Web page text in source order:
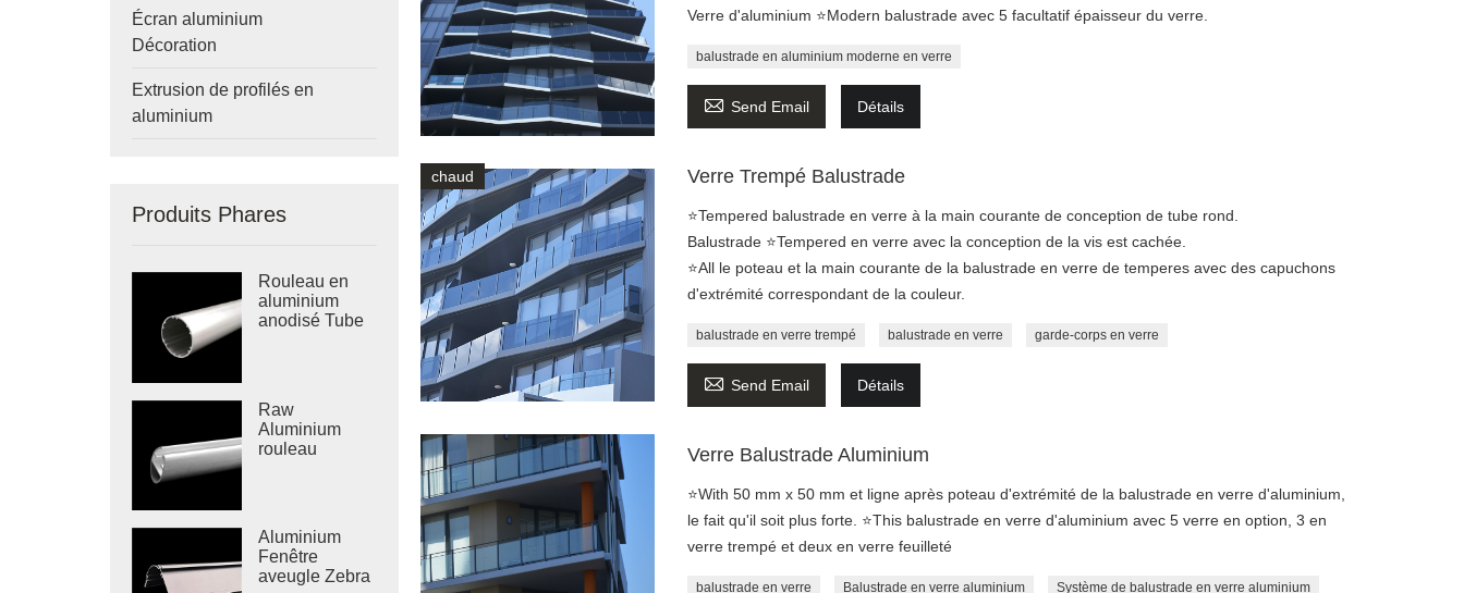
Écran aluminium
Décoration
Extrusion de profilés en
aluminium
Produits Phares
Rouleau en
aluminium
anodisé Tube
Raw
Aluminium
rouleau
Aluminium
Fenêtre
aveugle Zebra
Verre d'aluminium ⭐Modern balustrade avec 5 facultatif épaisseur du verre.
balustrade en aluminium moderne en verre
 Send Email Détails
chaud Verre Trempé Balustrade
⭐Tempered balustrade en verre à la main courante de conception de tube rond.
Balustrade ⭐Tempered en verre avec la conception de la vis est cachée.
⭐All le poteau et la main courante de la balustrade en verre de temperes avec des capuchons
d'extrémité correspondant de la couleur.
balustrade en verre trempé balustrade en verre garde-corps en verre
 Send Email Détails
Verre Balustrade Aluminium
⭐With 50 mm x 50 mm et ligne après poteau d'extrémité de la balustrade en verre d'aluminium,
le fait qu'il soit plus forte. ⭐This balustrade en verre d'aluminium avec 5 verre en option, 3 en
verre trempé et deux en verre feuilleté
balustrade en verre Balustrade en verre aluminium Système de balustrade en verre aluminium